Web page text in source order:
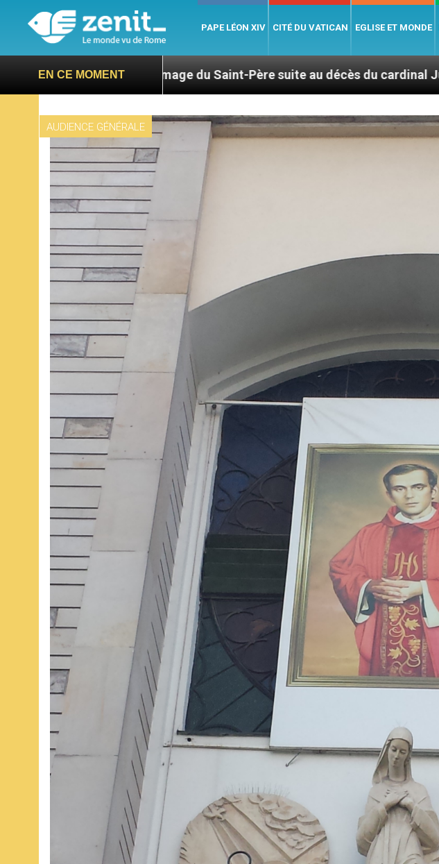
PAPE LÉON XIV CITÉ DU VATICAN EGLISE ET MONDE
EN CE MOMENT
du Saint-Père suite au décès du cardinal Júlio Duarte Langa
AUDIENCE GÉNÉRALE